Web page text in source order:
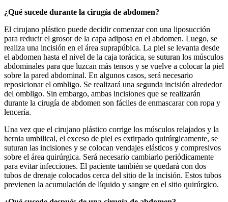
¿Qué sucede durante la cirugía de abdomen?
El cirujano plástico puede decidir comenzar con una liposucción
para reducir el grosor de la capa adiposa en el abdomen. Luego, se
realiza una incisión en el área suprapúbica. La piel se levanta desde
el abdomen hasta el nivel de la caja torácica, se suturan los músculos
abdominales para que luzcan más tensos y se vuelve a colocar la piel
sobre la pared abdominal. En algunos casos, será necesario
reposicionar el ombligo. Se realizará una segunda incisión alrededor
del ombligo. Sin embargo, ambas incisiones que se realizarán
durante la cirugía de abdomen son fáciles de enmascarar con ropa y
lencería.
Una vez que el cirujano plástico corrige los músculos relajados y la
hernia umbilical, el exceso de piel es extirpado quirúrgicamente, se
suturan las incisiones y se colocan vendajes elásticos y compresivos
sobre el área quirúrgica. Será necesario cambiarlo periódicamente
para evitar infecciones. El paciente también se quedará con dos
tubos de drenaje colocados cerca del sitio de la incisión. Estos tubos
previenen la acumulación de líquido y sangre en el sitio quirúrgico.